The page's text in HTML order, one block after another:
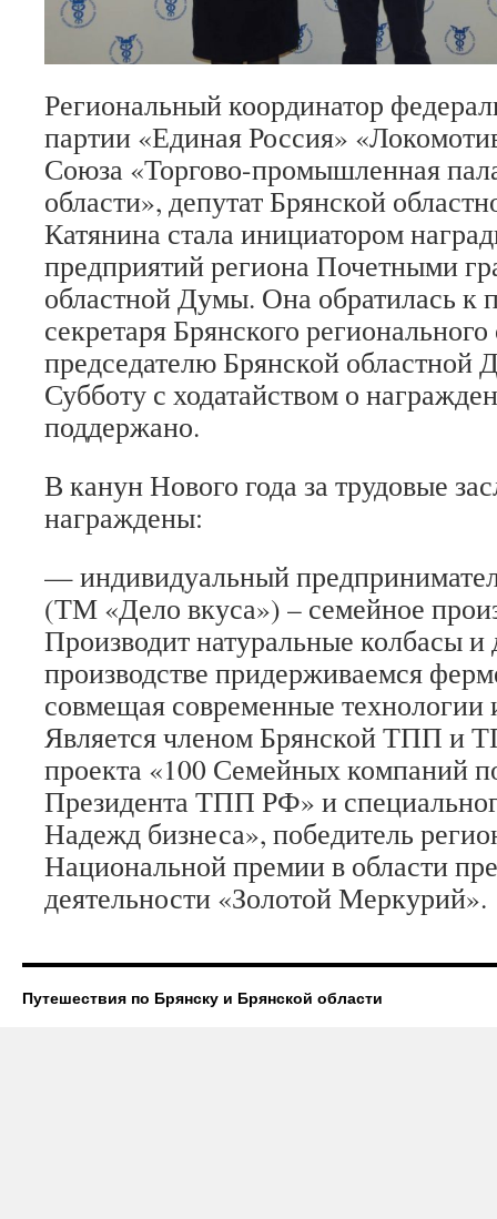
Региональный координатор
партии «Единая Россия»
Союза «Торгово-промышленная
области», депутат Брянской
Катянина стала инициатором
предприятий региона Почетными
областной Думы. Она обратилась к
секретаря Брянского
председателю Брянской областной
Субботу с ходатайством о
поддержано.
В канун Нового года за трудовые
награждены:
— индивидуальный
(ТМ «Дело вкуса») – семейное
Производит натуральные колбасы и
производстве придерживаемся
совмещая современные технологии
Является членом Брянской ТПП и
проекта «100 Семейных компаний
Президента ТПП РФ» и
Надежд бизнеса», победитель
Национальной премии в области
деятельности «Золотой Меркурий».
Путешествия по Брянску и Брянской области